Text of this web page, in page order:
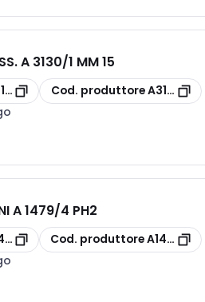
A 3130/1 MM 15
copia
Cod. produttoreA31301015
A 1479/4 PH2
copia
Cod. produttoreA14794002